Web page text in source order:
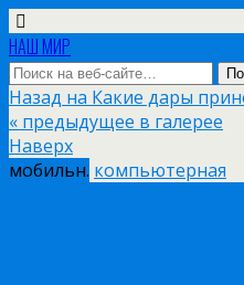
НАШ МИР
Назад на Какие дары
« предыдущее в галерее
Наверх
мобильн. компьютерная